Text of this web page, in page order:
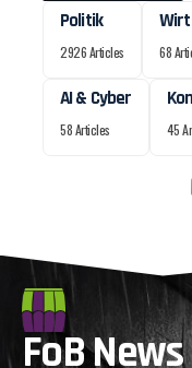
Politik
2926 Articles 68
AI & Cyber
58 Articles 45
FoB